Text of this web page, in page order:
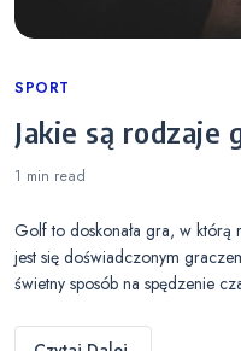
Categories
SPORT
Jakie są rodzaje
1 min read
Golf to doskonała gra, w
jest się doświadczonym
świetny sposób na spędzenie